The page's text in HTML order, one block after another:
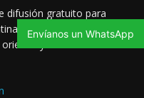
difusión gratuito para
las noticias de artes
y contenido valioso
Envíanos un WhatsApp